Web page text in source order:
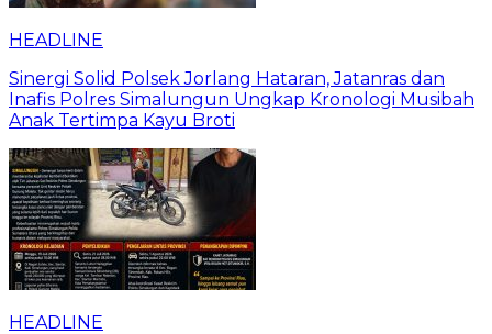
HEADLINE
Sinergi Solid Polsek Jorlang Hataran, Jatanras dan
Inafis Polres Simalungun Ungkap Kronologi Musibah
Anak Tertimpa Kayu Broti
HEADLINE